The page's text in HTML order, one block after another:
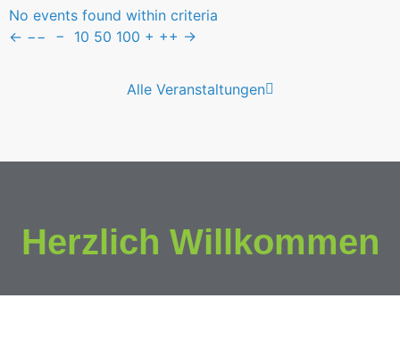
No events found within criteria
← −− − 10 50 100 + ++ →
Alle Veranstaltungen
Herzlich Willkommen